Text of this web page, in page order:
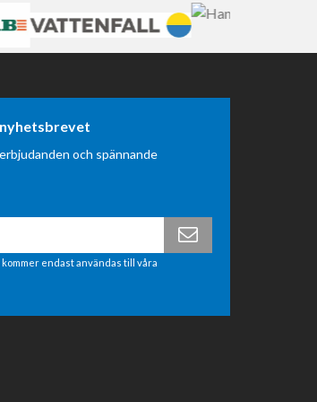
Polisen, IKEA, Karolinska
Trustpilot 2022, 2023, 2024 och
eller specifika tillbehör —
och spännande
endast användas till våra